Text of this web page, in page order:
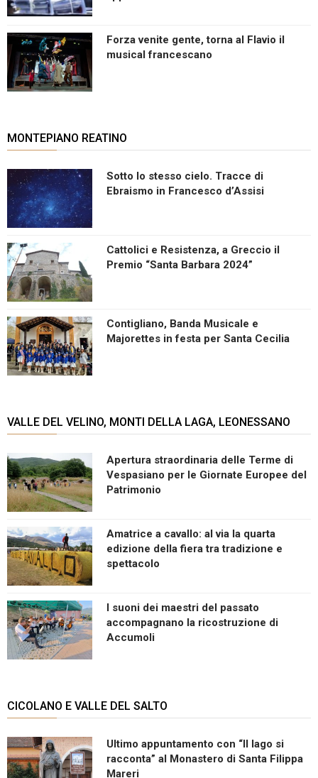
Forza venite gente, torna al Flavio il
musical francescano
MONTEPIANO REATINO
Sotto lo stesso cielo. Tracce di
Ebraismo in Francesco d’Assisi
Cattolici e Resistenza, a Greccio il
Premio “Santa Barbara 2024”
Contigliano, Banda Musicale e
Majorettes in festa per Santa Cecilia
VALLE DEL VELINO, MONTI DELLA LAGA, LEONESSANO
Apertura straordinaria delle Terme di
Vespasiano per le Giornate Europee del
Patrimonio
Amatrice a cavallo: al via la quarta
edizione della fiera tra tradizione e
spettacolo
I suoni dei maestri del passato
accompagnano la ricostruzione di
Accumoli
CICOLANO E VALLE DEL SALTO
Ultimo appuntamento con “Il lago si
racconta” al Monastero di Santa Filippa
Mareri